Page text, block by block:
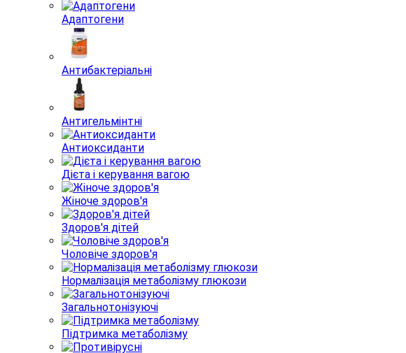
Адаптогени
Антибактеріальні
Антигельмінтні
Антиоксиданти
Дієта і керування вагою
Жіноче здоров'я
Здоров'я дітей
Чоловіче здоров'я
Нормалізація метаболізму глюкози
Загальнотонізуючі
Підтримка метаболізму